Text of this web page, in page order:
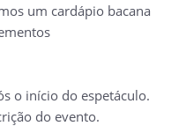
um cardápio bacana
o início do espetáculo.
do evento.